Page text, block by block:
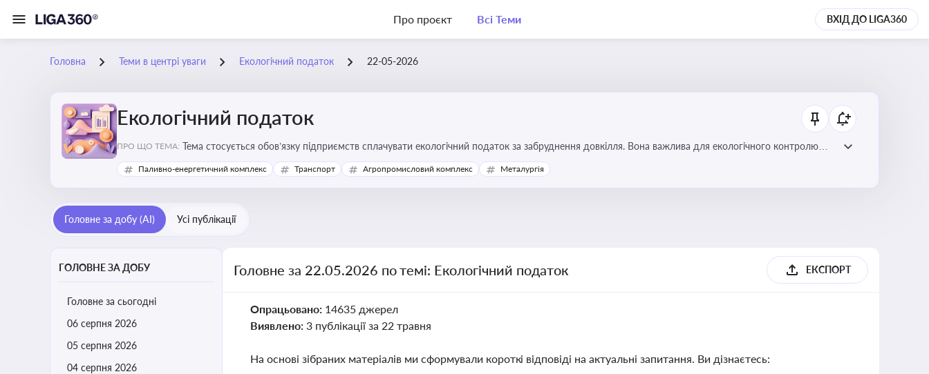
Про проєкт Всі Теми ВХІД ДО LIGA360
Головна Теми в центрі уваги Екологічний податок 22-05-2026
Екологічний податок
ПРО ЩО ТЕМА: Тема стосується обов’язку підприємств сплачувати екологічний податок за забруднення довкілля. Вона важлива для екологічного контролю
бізнесу, формування фінансової звітності та дотримання природоохоронного законодавства
Паливно-енергетичний комплекс Транспорт Агропромисловий комплекс Металургія
Головне за добу (AI) Усі публікації
ГОЛОВНЕ ЗА ДОБУ
Головне за сьогодні
06 серпня 2026
05 серпня 2026
04 серпня 2026
Головне за 22.05.2026 по темі: Екологічний податок ЕКСПОРТ
Опрацьовано: 14635 джерел
Виявлено: 3 публікації за 22 травня
На основі зібраних матеріалів ми сформували короткі відповіді на актуальні запитання. Ви дізнаєтесь: